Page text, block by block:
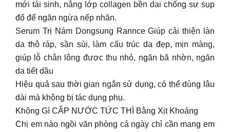
mới tái sinh, nâng lớp collagen bền dai chống sự sụp
đổ để ngăn ngừa nếp nhăn.
Serum Trị Nám Dongsung Rannce Giúp cải thiện làn
da thô ráp, sần sùi, làm cấu trúc da đẹp, mịn màng,
giúp lỗ chân lông được thu nhỏ, ngăn bã nhờn, ngăn
da tiết dầu
Hiệu quả sau thời gian ngắn sử dụng, có thể dùng lâu
dài mà không bị tác dụng phụ.
Không Gì CẤP NƯỚC TỨC THÌ Bằng Xịt Khoáng
Chị em nào ngồi văn phòng cả ngày chỉ cần mang em